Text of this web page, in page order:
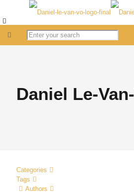
Daniel Le-
Categories
Tags
Authors